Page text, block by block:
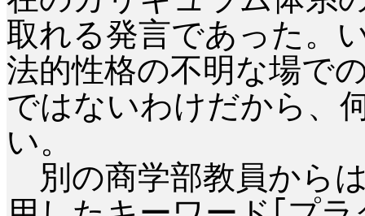
取れる発言であった。
法的性格の不明な場で
ではないわけだから、
い。
別の商学部教員から